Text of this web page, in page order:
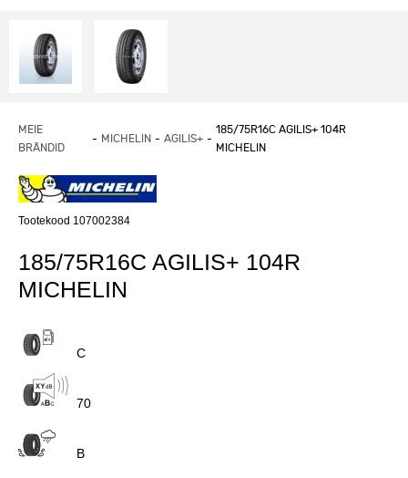
MEIE
BRÄNDID
MICHELIN AGILIS+
185/75R16C AGILIS+ 104R
MICHELIN
Tootekood 107002384
185/75R16C AGILIS+ 104R
MICHELIN
C
70
B